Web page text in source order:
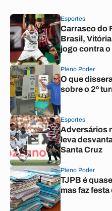
Esportes
Carrasco do
Brasil,
jogo contra
Pleno Poder
O que
sobre o 2º
Esportes
Adversários
leva
Santa Cruz
Pleno Poder
TJPB é
mas faz